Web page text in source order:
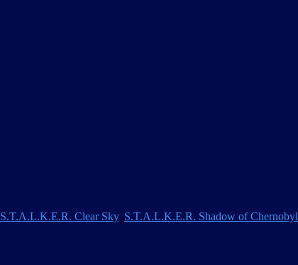
S.T.A.L.K.E.R. Clear Sky, S.T.A.L.K.E.R. Shadow of Chernobyl